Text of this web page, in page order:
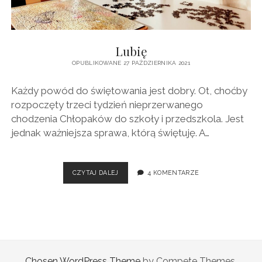
BAJKI
Lubię
OPUBLIKOWANE 27 PAŹDZIERNIKA 2021
Każdy powód do świętowania jest dobry. Ot, choćby
rozpoczęty trzeci tydzień nieprzerwanego
chodzenia Chłopaków do szkoły i przedszkola. Jest
jednak ważniejsza sprawa, którą świętuję. A…
CZYTAJ DALEJ 4 KOMENTARZE